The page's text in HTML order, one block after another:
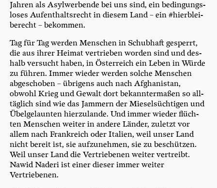
Jah­ren als Asyl­wer­ben­de bei uns sind, ein bedin­gungs­
lo­ses Auf­ent­halts­recht in die­sem Land – ein #hier­blei­
be­recht – bekommen.
Tag für Tag wer­den Men­schen in Schub­haft gesperrt,
die aus ihrer Hei­mat ver­trie­ben wor­den sind und des­
halb ver­sucht haben, in Öster­reich ein Leben in Wür­de
zu füh­ren. Immer wie­der wer­den sol­che Men­schen
abge­scho­ben – übri­gens auch nach Afgha­ni­stan,
obwohl Krieg und Gewalt dort bekann­ter­ma­ßen so all­
täg­lich sind wie das Jam­mern der Mie­sel­süch­ti­gen und
Übel­ge­laun­ten hier­zu­lan­de. Und immer wie­der flüch­
ten Men­schen wei­ter in ande­re Län­der, zuletzt vor
allem nach Frank­reich oder Ita­li­en, weil unser Land
nicht bereit ist, sie auf­zu­neh­men, sie zu beschüt­zen.
Weil unser Land die Ver­trie­be­nen wei­ter ver­treibt.
Nawid Nade­ri ist einer die­ser immer wei­ter
Vertriebenen.